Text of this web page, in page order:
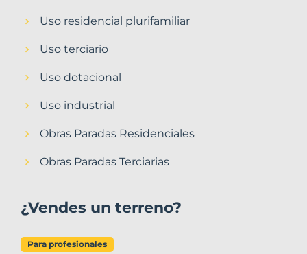
Uso residencial plurifamiliar
Uso terciario
Uso dotacional
Uso industrial
Obras Paradas Residenciales
Obras Paradas Terciarias
¿Vendes un terreno?
Para profesionales